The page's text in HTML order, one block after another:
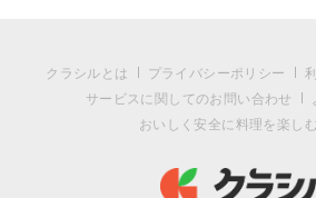
クラシルとは プライバシーポリシー
サービスに関してのお問い合わせ
おいしく安全に料理を楽し